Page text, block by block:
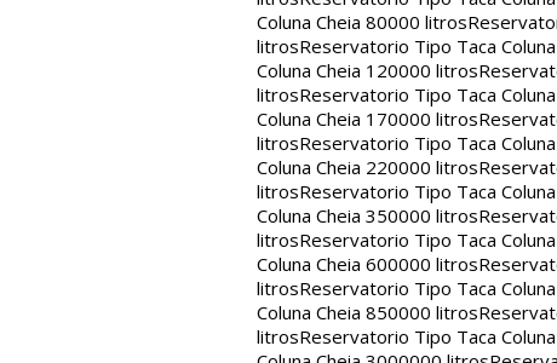
Coluna Cheia 80000 litros
litrosReservatorio Tipo Taca
Coluna Cheia 120000 litros
litrosReservatorio Tipo Taca
Coluna Cheia 170000 litros
litrosReservatorio Tipo Taca
Coluna Cheia 220000 litros
litrosReservatorio Tipo Taca
Coluna Cheia 350000 litros
litrosReservatorio Tipo Taca
Coluna Cheia 600000 litros
litrosReservatorio Tipo Taca
Coluna Cheia 850000 litros
litrosReservatorio Tipo Taca